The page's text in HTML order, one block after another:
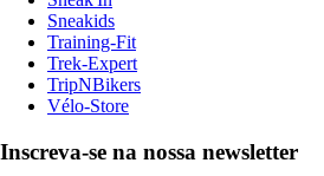
Sneakids
Training-Fit
Trek-Expert
TripNBikers
Vélo-Store
Inscreva-se na nossa newsletter